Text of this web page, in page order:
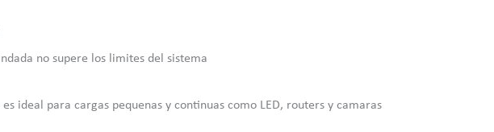
no supere los limites del sistema
ideal para cargas pequenas y continuas como LED, routers y camaras